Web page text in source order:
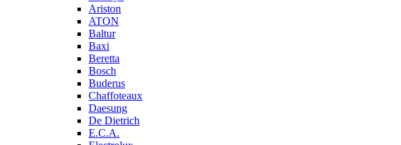
Ariston
ATON
Baltur
Baxi
Beretta
Bosch
Buderus
Chaffoteaux
Daesung
De Dietrich
E.C.A.